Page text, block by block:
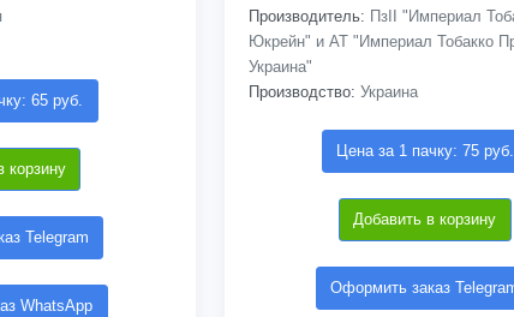
65 руб.
корзину
Telegram
WhatsApp
Производитель: ПзІІ "Империал
Юкрейн" и АТ "Империал Тобакко
Украина"
Производство: Украина
Цена за 1 пачку: 75 руб.
Добавить в корзину
Оформить заказ